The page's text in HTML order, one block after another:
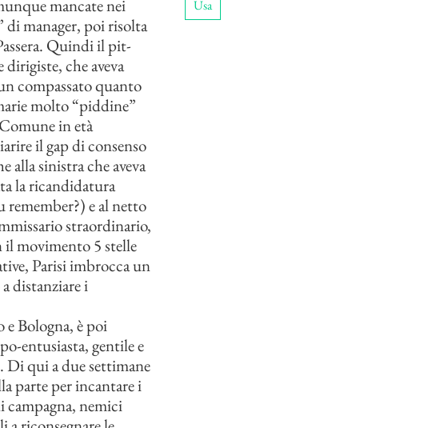
mancate nei
manager, poi risolta
Quindi il pit-
che aveva
compassato quanto
molto “piddine”
in età
il gap di consenso
alla sinistra che aveva
la ricandidatura
remember?) e al netto
straordinario,
il movimento 5 stelle
Parisi imbrocca un
distanziare i
Bologna, è poi
entusiasta, gentile e
qui a due settimane
parte per incantare i
campagna, nemici
Usa